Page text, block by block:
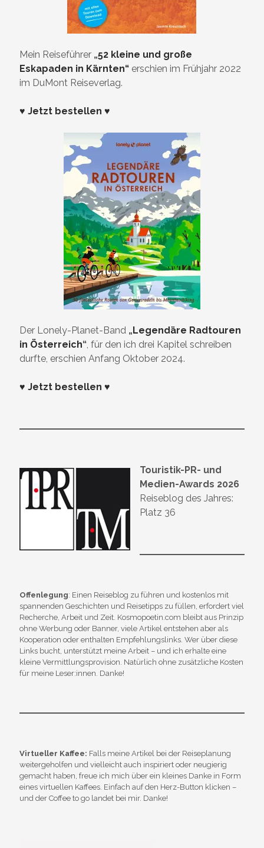
Mein Reiseführer „52 kleine und große
Eskapaden in Kärnten“ erschien im Frühjahr 2022
im DuMont Reiseverlag.
♥ Jetzt bestellen ♥
Der Lonely-Planet-Band „Legendäre Radtouren
in Österreich“, für den ich drei Kapitel schreiben
durfte, erschien Anfang Oktober 2024.
♥ Jetzt bestellen ♥
Touristik-PR- und
Medien-Awards 2026
Reiseblog des Jahres:
Platz 36
Offenlegung: Einen Reiseblog zu führen und kostenlos mit
spannenden Geschichten und Reisetipps zu füllen, erfordert viel
Recherche, Arbeit und Zeit. Kosmopoetin.com bleibt aus Prinzip
ohne Werbung oder Banner, viele Artikel entstehen aber als
Kooperation oder enthalten Empfehlungslinks. Wer über diese
Links bucht, unterstützt meine Arbeit – und ich erhalte eine
kleine Vermittlungsprovision. Natürlich ohne zusätzliche Kosten
für meine Leser:innen. Danke!
Virtueller Kaffee: Falls meine Artikel bei der Reiseplanung
weitergeholfen und vielleicht auch inspiriert oder neugierig
gemacht haben, freue ich mich über ein kleines Danke in Form
eines virtuellen Kaffees. Einfach auf den Herz-Button klicken –
und der Coffee to go landet bei mir. Danke!